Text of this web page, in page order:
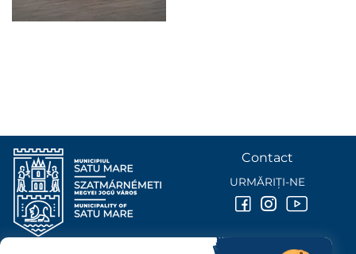
Contact
URMĂRIȚI-NE